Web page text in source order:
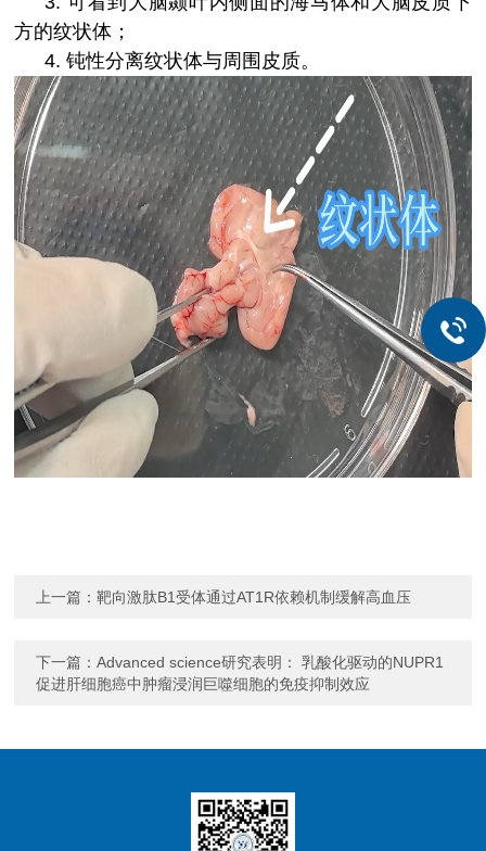
方的纹状体；
4.钝性分离纹状体与周围皮质。
上一篇：靶向激肽B1受体通过AT1R依赖机制缓解高血压
下一篇：Advanced science研究表明： 乳酸化驱动的NUPR1
促进肝细胞癌中肿瘤浸润巨噬细胞的免疫抑制效应